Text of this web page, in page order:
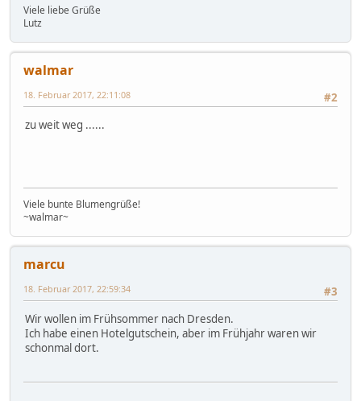
Viele liebe Grüße
Lutz
walmar
#2
18. Februar 2017, 22:11:08
zu weit weg ......
Viele bunte Blumengrüße!
~walmar~
marcu
#3
18. Februar 2017, 22:59:34
Wir wollen im Frühsommer nach Dresden.
Ich habe einen Hotelgutschein, aber im Frühjahr waren wir
schonmal dort.